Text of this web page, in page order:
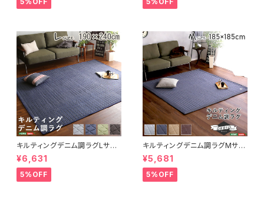
キルティングデニム調ラグLサイ
ズ(190x240cm)オールシーズ
ン、滑り止め付き、手洗い対応【D
erid-デリッド-】 DRG-L
¥6,631
5%OFF
キルティングデニム調ラグMサイ
ズ(185x185cm)オールシーズ
ン、滑り止め付き、手洗い対応【D
erid-デリッド-】 DRG-M
¥5,681
5%OFF